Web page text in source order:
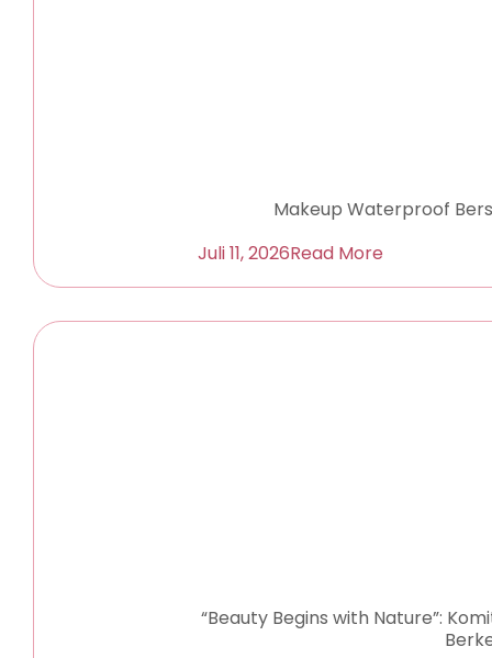
Makeup Waterproof
Juli 11, 2026Read More
“Beauty Begins with Nature”: